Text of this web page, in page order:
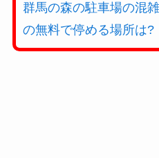
群馬の森の駐車場の混
の無料で停める場所は?